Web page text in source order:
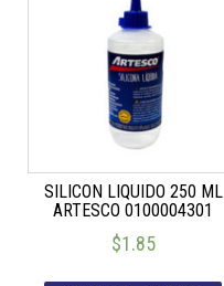
SILICON LIQUIDO 250 ML
ARTESCO 0100004301
$1.85